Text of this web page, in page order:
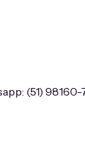
(51) 98160-